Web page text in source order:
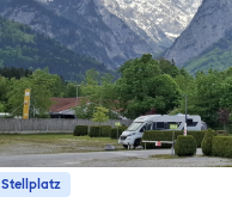
Stellplatz